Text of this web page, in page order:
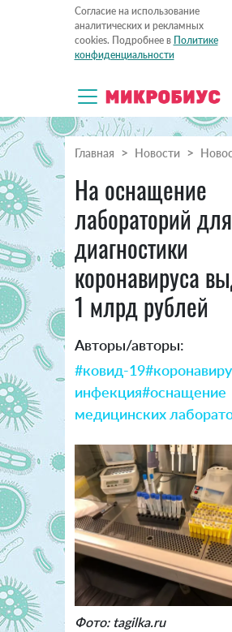
Согласие на использование
аналитических и рекламных
cookies. Подробнее в Политике
конфиденциальности
Главная Новости
На оснащение
лабораторий для
диагностики
коронавируса
1 млрд рублей
Авторы/авторы:
#ковид-19
инфекция#оснащение
медицинских
Фото: tagilka.ru